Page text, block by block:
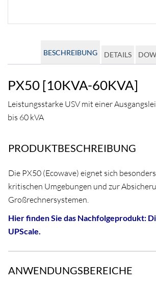
BESCHREIBUNG DETAILS
PX50 [10KVA-60KVA]
Leistungsstarke USV mit einer
bis 60 kVA
PRODUKTBESCHREIBUNG
Die PX50 (Ecowave) eignet sich
kritischen Umgebungen und zur
Großrechnersystemen.
Hier finden Sie das Nachfolgeprodukt:
UPScale.
ANWENDUNGSBEREICHE